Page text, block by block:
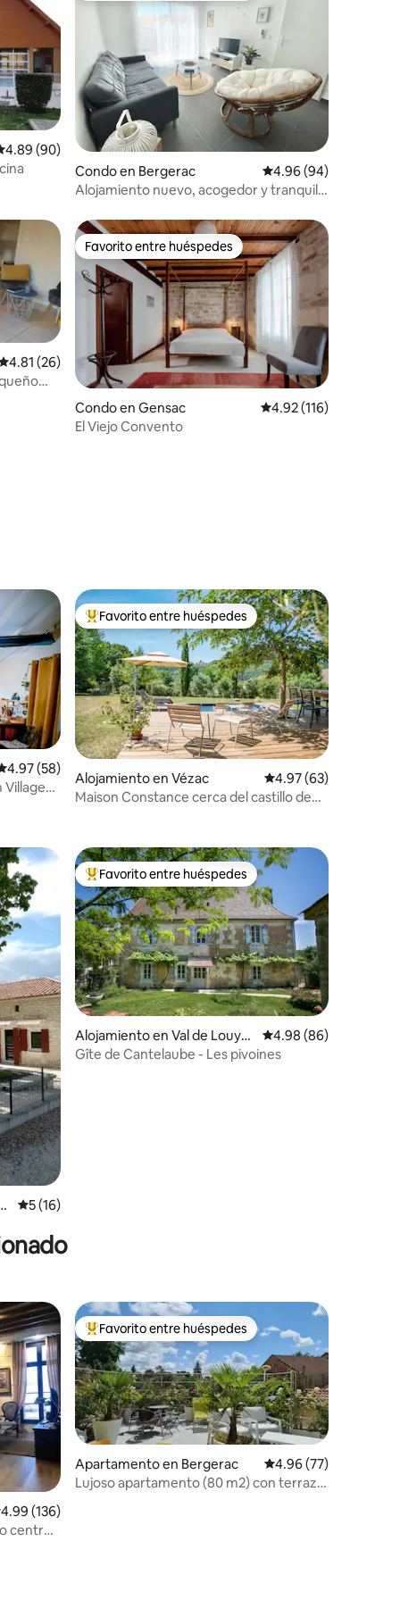
promedio: 4.89 de 5, 90 reseñas
4.89 (90)
Condo en Bergerac Calificación
4.96 (94)
Alojamiento nuevo, acogedor y tranquilo
promedio: 4.81 de 5, 26 reseñas
4.81 (26)
Favorito entre huéspedes
Favorito entre huéspedes
Condo en Gensac Calificación promedio:
4.92 (116)
El Viejo Convento
promedio: 4.97 de 5, 58 reseñas
4.97 (58)
Village
Favorito entre huéspedes preferido
Favorito entre huéspedes
Alojamiento en Vézac Calificación
4.97 (63)
Maison Constance cerca del castillo de
Calificación promedio: 5 de 5, 16 reseñas
5 (16)
Favorito entre huéspedes preferido
Favorito entre huéspedes
Alojamiento en Val de Louyre
et Caudeau
Calificación
4.98 (86)
Gîte de Cantelaube - Les pivoines
promedio: 4.99 de 5, 136 reseñas
4.99 (136)
Favorito entre huéspedes preferido
Favorito entre huéspedes
Apartamento en Bergerac Calificación
4.96 (77)
Lujoso apartamento (80 m2) con terraza